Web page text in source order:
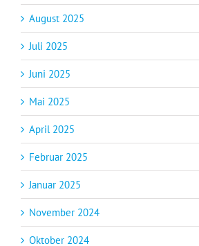
August 2025
Juli 2025
Juni 2025
Mai 2025
April 2025
Februar 2025
Januar 2025
November 2024
Oktober 2024